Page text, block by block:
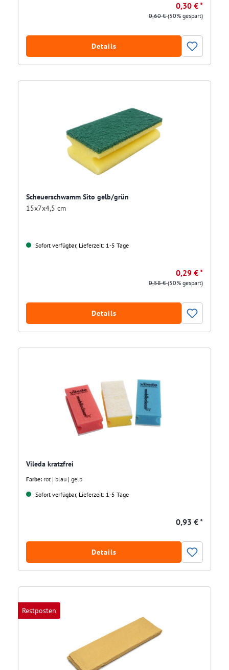
0,30 € *
0,60 €(50% gespart)
Details
Scheuerschwamm Sito gelb/grün
15x7x4,5 cm
Sofort verfügbar, Lieferzeit: 1-5 Tage
0,29 € *
0,58 €(50% gespart)
Details
Vileda kratzfrei
Farbe: rot | blau | gelb
Sofort verfügbar, Lieferzeit: 1-5 Tage
0,93 € *
Details
Restposten